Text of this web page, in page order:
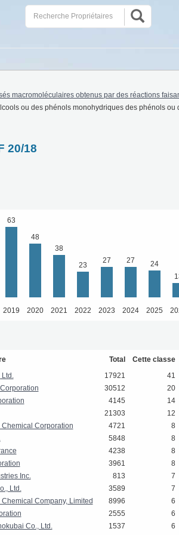
macromoléculaires obtenus par des réactions
ou des phénols monohydriques des phénols
20/18
63
48
38
23
27 27
24
2019 2020 2021 2022 2023 2024 2025
Total
Cette classe
Ltd.
17921
41
30512
20
4145
14
21303
12
Chemical Corporation
4721
8
5848
8
4238
8
3961
8
Inc.
813
7
Ltd.
3589
7
Company, Limited
8996
6
2555
6
Co., Ltd.
1537
6